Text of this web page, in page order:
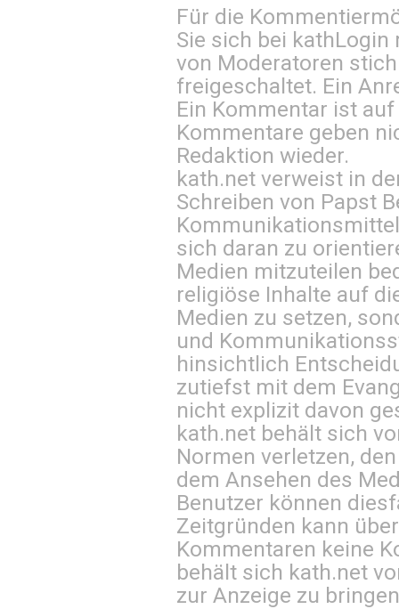
Für die
Sie sich bei kathLogin
von Moderatoren
freigeschaltet. Ein
Ein Kommentar ist
Kommentare geben
Redaktion wieder.
kath.net verweist in
Schreiben von Papst
sich daran zu
Medien mitzuteilen
religiöse Inhalte auf
Medien zu setzen,
und
hinsichtlich
zutiefst mit dem
nicht explizit davon
kath.net behält sich
Normen verletzen,
dem Ansehen des
Benutzer können
Zeitgründen kann
Kommentaren keine
behält sich kath.net
zur Anzeige zu